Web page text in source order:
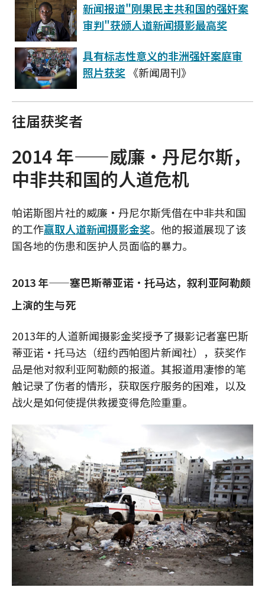
新闻报道"刚果民主共和国的强奸案
审判"获颁人道新闻摄影最高奖
具有标志性意义的非洲强奸案庭审
照片获奖 《新闻周刊》
往届获奖者
2014 年——威廉·丹尼尔斯，
中非共和国的人道危机
帕诺斯图片社的威廉·丹尼尔斯凭借在中非共和国
的工作赢取人道新闻摄影金奖。他的报道展现了该
国各地的伤患和医护人员面临的暴力。
2013 年——塞巴斯蒂亚诺·托马达，叙利亚阿勒颇
上演的生与死
2013年的人道新闻摄影金奖授予了摄影记者塞巴斯
蒂亚诺·托马达（纽约西帕图片新闻社），获奖作
品是他对叙利亚阿勒颇的报道。其报道用凄惨的笔
触记录了伤者的情形，获取医疗服务的困难，以及
战火是如何使提供救援变得危险重重。